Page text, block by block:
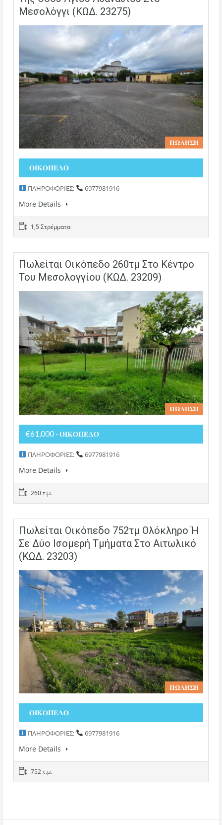
Μεσολόγγι (ΚΩΔ. 23275)
𝚷𝛀𝚲𝚮𝚺𝚮
- 𝚶𝚰𝚱𝚶𝚷𝚬𝚫𝚶
ΠΛΗΡΟΦΟΡΙΕΣ: 6977981916
More Details
1,5 Στρέμματα
Πωλείται Οικόπεδο 260τμ Στο Κέντρο
Του Μεσολογγίου (ΚΩΔ. 23209)
𝚷𝛀𝚲𝚮𝚺𝚮
€61,000 - 𝚶𝚰𝚱𝚶𝚷𝚬𝚫𝚶
ΠΛΗΡΟΦΟΡΙΕΣ: 6977981916
More Details
260 τ.μ.
Πωλείται Οικόπεδο 752τμ Ολόκληρο Ή
Σε Δύο Ισομερή Τμήματα Στο Αιτωλικό
(ΚΩΔ. 23203)
𝚷𝛀𝚲𝚮𝚺𝚮
- 𝚶𝚰𝚱𝚶𝚷𝚬𝚫𝚶
ΠΛΗΡΟΦΟΡΙΕΣ: 6977981916
More Details
752 τ.μ.